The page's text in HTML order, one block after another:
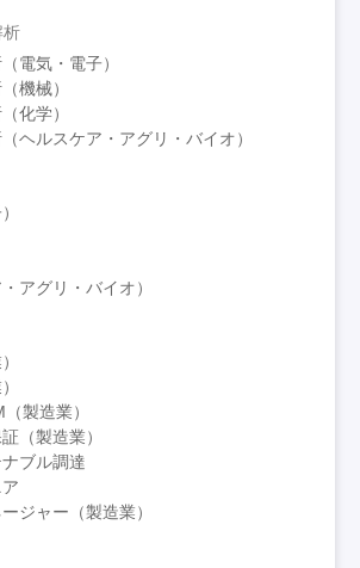
析
電気・電子）
機械）
化学）
ヘルスケア・アグリ・バイオ）
アグリ・バイオ）
製造業）
（製造業）
ブル調達
ジャー（製造業）